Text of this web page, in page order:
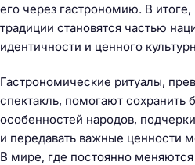
его через гастрономию. В
традиции становятся частью
идентичности и ценного
Гастрономические ритуалы,
спектакль, помогают сохранить
особенностей народов,
и передавать важные ценности
В мире, где постоянно меняются